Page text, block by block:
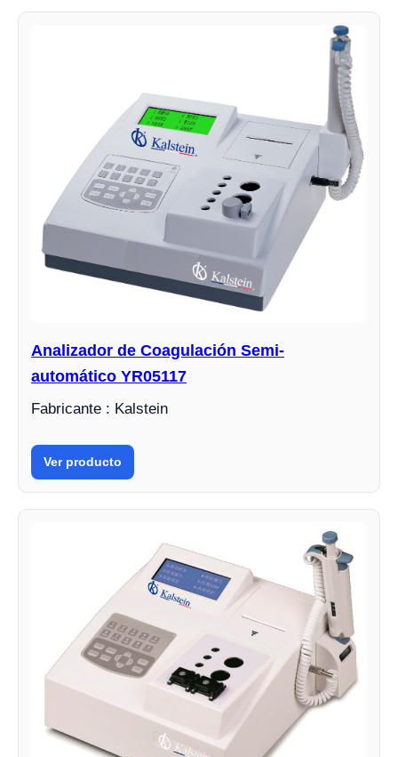
Analizador de Coagulación Semi-
automático YR05117
Fabricante : Kalstein
Ver producto